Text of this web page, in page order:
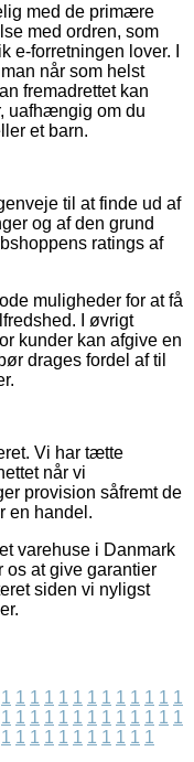
med de primære
med ordren, som
forretningen lover. I
når som helst
fremadrettet kan
uafhængig om du
et barn.
til at finde ud af
og af den grund
ratings af
muligheder for at få
I øvrigt
kunder kan afgive en
drages fordel af til
Vi har tætte
når vi
provision såfremt de
en handel.
varehuse i Danmark
os at give garantier
siden vi nyligst
1 1 1 1 1 1 1 1 1 1 1 1 1
1 1 1 1 1 1 1 1 1 1 1 1 1
1 1 1 1 1 1 1 1 1 1 1